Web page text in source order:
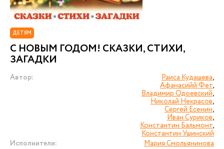
ДЕТЯМ
С НОВЫМ ГОДОМ! СКАЗКИ, СТИХИ,
ЗАГАДКИ
Автор: Раиса Кудашева,
Афанасийй Фет,
Владимир Одоевский,
Николай Некрасов,
Сергей Есенин,
Иван Суриков,
Константин Бальмонт,
Константин Ушинский
Исполнители:
Мария Смольянинова